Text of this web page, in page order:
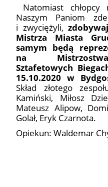
Natomiast
Naszym Paniom
i zwyciężyli,
Mistrza Miasta
samym będą
na
Sztafetowych
15.10.2020 w
Skład złotego
Kamiński, Miłosz
Mateusz Alipow,
Golał, Eryk Czarnota.
Opiekun: Waldemar